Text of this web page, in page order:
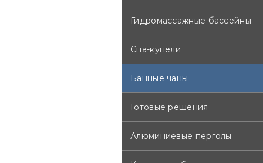
Гидромассажные бассейны
Спа-купели
Банные чаны
Готовые решения
Алюминиевые перголы